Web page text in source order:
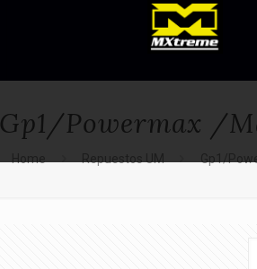
Gp1/Powermax /